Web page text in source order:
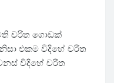
චරිත ගොඩක්
එකම විදිහේ චරිත
විදිහේ චරිත